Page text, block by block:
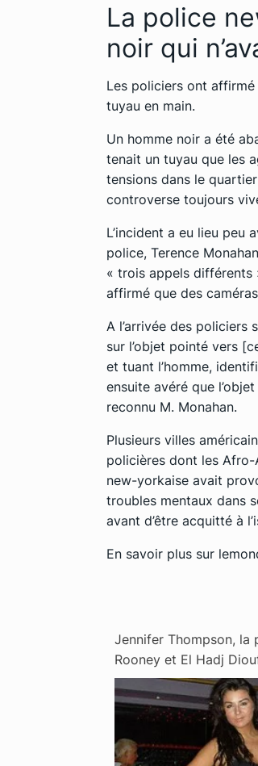
La police
noir qui
Les policiers ont affirmé
tuyau en main.
Un homme noir a été
tenait un tuyau que les
tensions dans le
controverse toujours
L’incident a eu lieu peu
police, Terence
« trois appels différents
affirmé que des
A l’arrivée des policiers
sur l’objet pointé vers
et tuant l’homme,
ensuite avéré que
reconnu M. Monahan.
Plusieurs villes
policières dont les
new-yorkaise avait
troubles mentaux dans
avant d’être acquitté à
En savoir plus sur
Jennifer Thompson, la
Rooney et El Hadj